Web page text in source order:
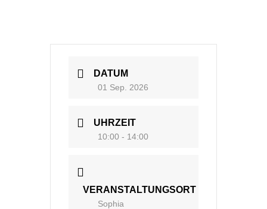
DATUM
01 Sep. 2026
UHRZEIT
10:00 - 14:00
VERANSTALTUNGSORT
Sophia